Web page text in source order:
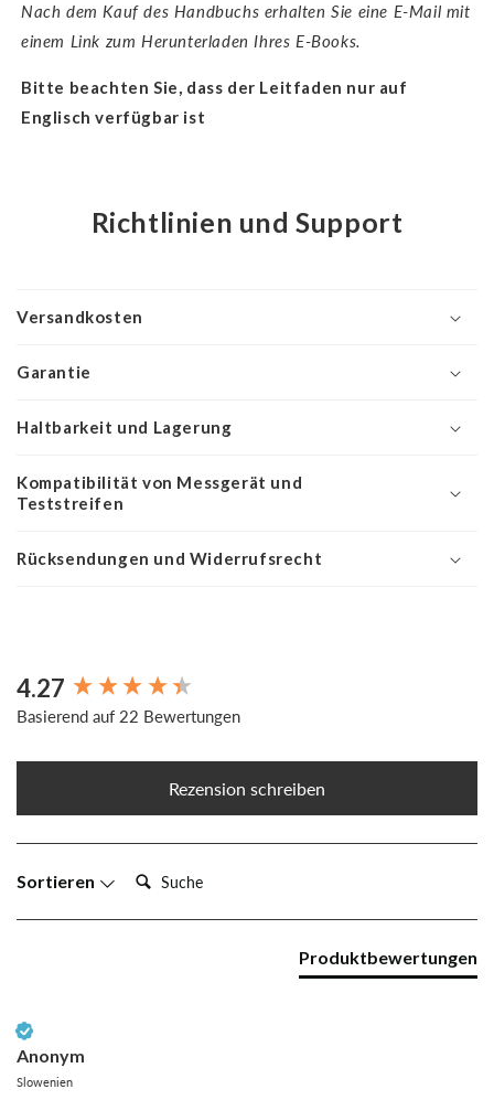
Nach dem Kauf des Handbuchs erhalten Sie eine E-Mail mit
einem Link zum Herunterladen Ihres E-Books.
Bitte beachten Sie, dass der Leitfaden nur auf
Englisch verfügbar ist
Richtlinien und Support
Versandkosten
Garantie
Haltbarkeit und Lagerung
Kompatibilität von Messgerät und
Teststreifen
Rücksendungen und Widerrufsrecht
4.27
Basierend auf 22 Bewertungen
Rezension schreiben
Sortieren Suche:
Produktbewertungen
Anonym
Slowenien
New content loaded